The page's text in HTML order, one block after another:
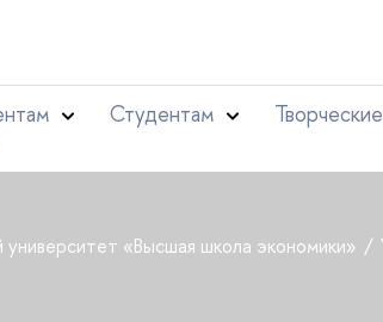
Студентам
университет «Высшая школа экономики»